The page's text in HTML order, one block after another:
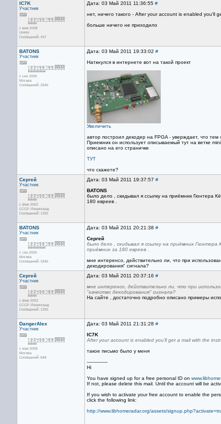
IC7K
Участник
с мая 2008
UHHH
Сообщений: 437
Дата: 03 Май 2011 11:36:55 #
нет, ничего такого - After your account is enabled you'll
больше ничего не приходило
BATONS
Участник
с сен 2005
Москва
Сообщений: 3346
Дата: 03 Май 2011 19:33:02 #
Наткнулся в интернете вот на такой проект
Увеличить
автор построил декодер на FPGA - уверждает, что
Приемник он использует описываемый тут на ветке
описано на его страничке
ТУТ
что скажете?
Сергей
Участник
с фев 2003
СССР /Ленинград
Сообщений: 1392
Дата: 03 Май 2011 19:37:57 #
BATONS
было дело , скидывал я ссылку на приёмник Гюнтера
180 евреев .
BATONS
Участник
с сен 2005
Москва
Сообщений: 3346
Дата: 03 Май 2011 20:21:38 #
Сергей
было дело , скидывал я ссылку на приёмник
приёмник за 180 евреев .
мне интеренсо, действительно ли, что при
декодирования" сигнала?
Сергей
Участник
с фев 2003
СССР /Ленинград
Сообщений: 1392
Дата: 03 Май 2011 20:37:16 #
мне интеренсо, действительно ли, что при
"качество декодирования" сигнала?
На сайте , достаточно подробно описано примеры
DangerAlex
Участник
с мая 2008
Москва
Сообщений: 848
Дата: 03 Май 2011 21:31:28 #
IC7K
After your account is enabled you'll get a mail with the
такое письмо было у меня
--------------
Hi
You have signed up for a free personal ID on
If not, please delete this mail. Until the account will be
If you wish to activate your free account to enable the
click the following link:
http://www.libhomeradar.org/assets/